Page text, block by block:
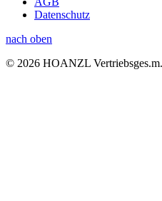
Datenschutz
nach oben
© 2026 HOANZL